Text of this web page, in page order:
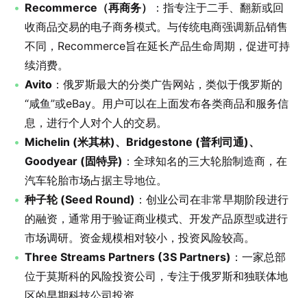
Recommerce（再商务）
：指专注于二手、翻新或回
收商品交易的电子商务模式。与传统电商强调新品销售
不同，Recommerce旨在延长产品生命周期，促进可持
续消费。
Avito ：俄罗斯最大的分类广告网站，类似于俄罗斯的
“咸鱼”或eBay。用户可以在上面发布各类商品和服务信
息，进行个人对个人的交易。
Michelin (米其林)、Bridgestone (普利司通)、
Goodyear (固特异) ：全球知名的三大轮胎制造商，在
汽车轮胎市场占据主导地位。
种子轮 (Seed Round) ：创业公司在非常早期阶段进行
的融资，通常用于验证商业模式、开发产品原型或进行
市场调研。资金规模相对较小，投资风险较高。
Three Streams Partners (3S Partners) ：一家总部
位于莫斯科的风险投资公司，专注于俄罗斯和独联体地
区的早期科技公司投资。